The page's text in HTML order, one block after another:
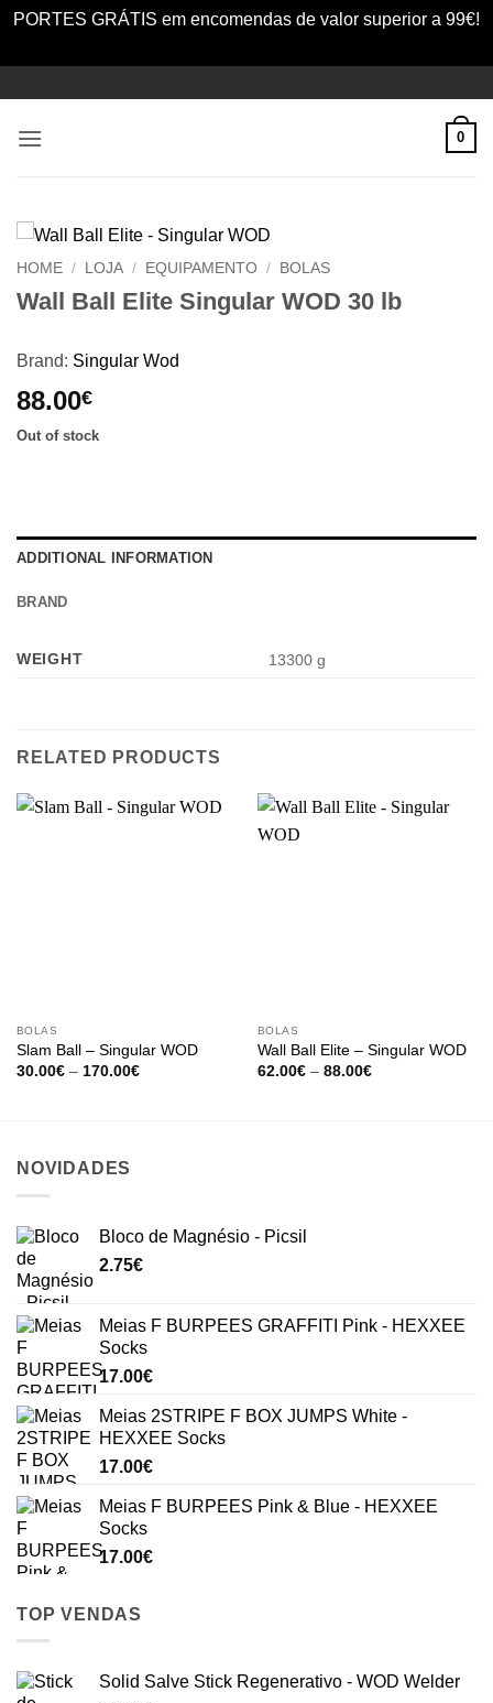
PORTES GRÁTIS em encomendas de valor superior a 99€!
content
0
HOME / LOJA / EQUIPAMENTO / BOLAS
Wall Ball Elite Singular WOD 30 lb
Brand: Singular Wod
88.00€
Out of stock
ADDITIONAL INFORMATION
BRAND
WEIGHT 13300 g
RELATED PRODUCTS
BOLAS
Slam Ball – Singular WOD
30.00€ – 170.00€Price
BOLAS
Wall Ball Elite – Singular WOD
62.00€ – 88.00€Price
NOVIDADES
Bloco de Magnésio - Picsil
2.75€
Meias F BURPEES GRAFFITI Pink - HEXXEE
Socks
17.00€
Meias 2STRIPE F BOX JUMPS White -
HEXXEE Socks
17.00€
Meias F BURPEES Pink & Blue - HEXXEE
Socks
17.00€
TOP VENDAS
Solid Salve Stick Regenerativo - WOD Welder